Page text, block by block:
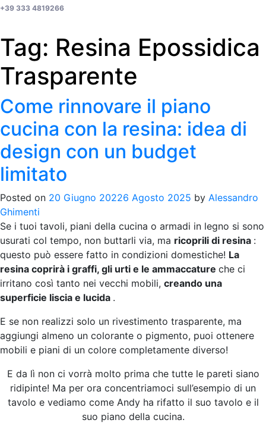
+39 333 4819266
Tag: Resina Epossidica
Trasparente
Come rinnovare il piano
cucina con la resina: idea di
design con un budget
limitato
Posted on 20 Giugno 20226 Agosto 2025 by Alessandro
Ghimenti
Se i tuoi tavoli, piani della cucina o armadi in legno si sono
usurati col tempo, non buttarli via, ma ricoprili di resina :
questo può essere fatto in condizioni domestiche! La
resina coprirà i graffi, gli urti e le ammaccature che ci
irritano così tanto nei vecchi mobili, creando una
superficie liscia e lucida .
E se non realizzi solo un rivestimento trasparente, ma
aggiungi almeno un colorante o pigmento, puoi ottenere
mobili e piani di un colore completamente diverso!
E da lì non ci vorrà molto prima che tutte le pareti siano
ridipinte! Ma per ora concentriamoci sull’esempio di un
tavolo e vediamo come Andy ha rifatto il suo tavolo e il
suo piano della cucina.